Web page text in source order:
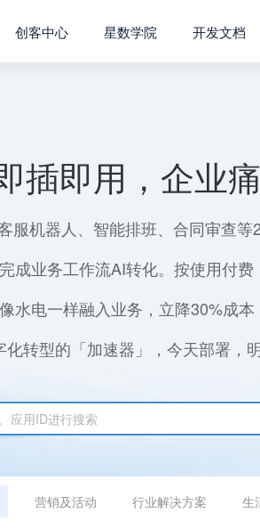
创客中心 星数学院 开发文档
插即用，企业
服机器人、智能排班、合同审查等
成业务工作流AI转化。按使用付费
水电一样融入业务，立降30%成本
转型的「加速器」，今天部署，明
营销及活动 行业解决方案 生